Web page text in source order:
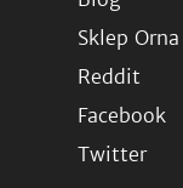
Sklep Orna
Reddit
Facebook
Twitter